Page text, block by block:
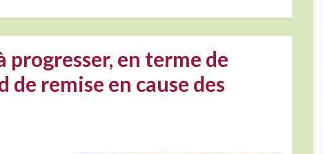
progresser, en terme de
de remise en cause des